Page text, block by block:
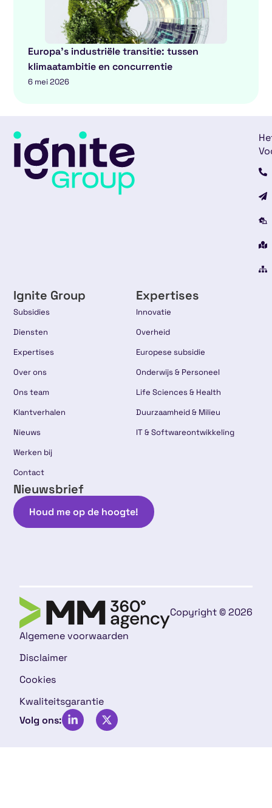
Europa’s industriële transitie: tussen
klimaatambitie en concurrentie
6 mei 2026
Ignite Group
Subsidies
Diensten
Expertises
Over ons
Ons team
Klantverhalen
Nieuws
Werken bij
Contact
Expertises
Innovatie
Overheid
Europese subsidie
Onderwijs & Personeel
Life Sciences & Health
Duurzaamheid & Milieu
IT & Softwareontwikkeling
Nieuwsbrief
Houd me op de hoogte!
Copyright © 2026
Algemene voorwaarden
Disclaimer
Cookies
Kwaliteitsgarantie
Volg ons: